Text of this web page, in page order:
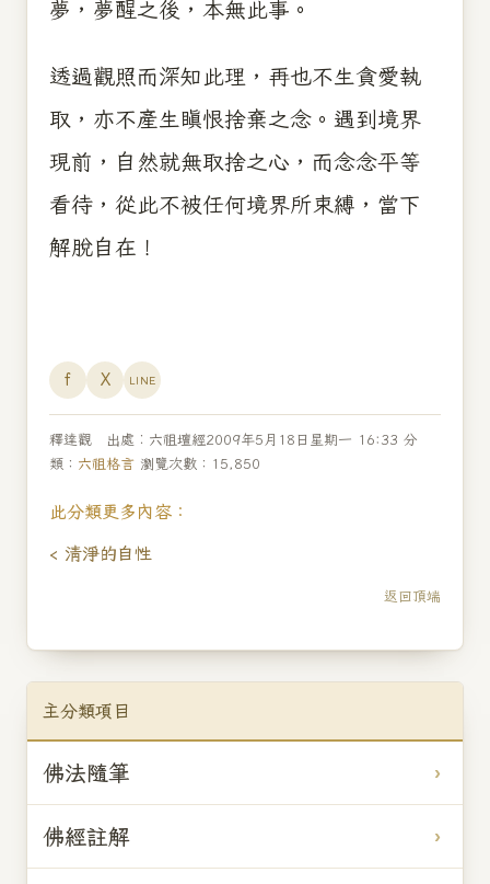
主分類項目
佛法隨筆
佛經註解
夢，夢醒之後，本無此事。
透過觀照而深知此理，再也不生貪愛執
取，亦不產生瞋恨捨棄之念。遇到境界
現前，自然就無取捨之心，而念念平等
看待，從此不被任何境界所束縛，當下
解脫自在！
f X LINE
釋達觀 出處︰六祖壇經2009年5月18日星期一 16:33 分
類： 六祖格言 瀏覽次數： 15,850
此分類更多內容：
‹ 清淨的自性
返回頂端